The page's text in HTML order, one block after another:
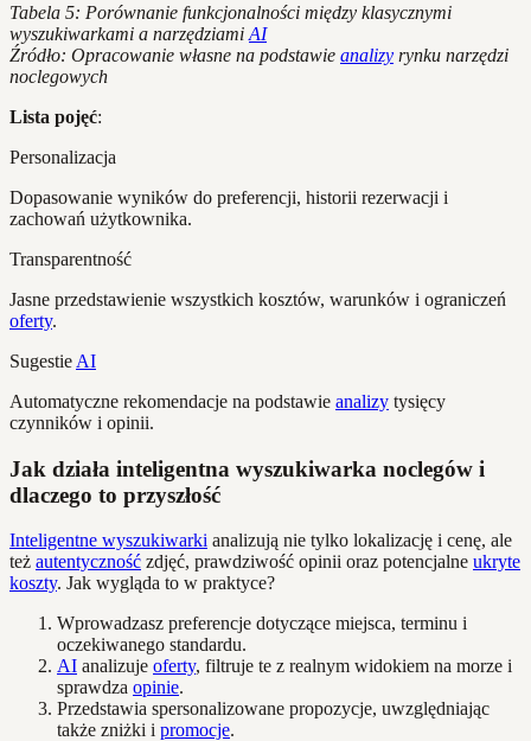
Tabela 5: Porównanie funkcjonalności między klasycznymi
wyszukiwarkami a narzędziami AI
Źródło: Opracowanie własne na podstawie analizy rynku narzędzi
noclegowych
Lista pojęć:
Personalizacja
Dopasowanie wyników do preferencji, historii rezerwacji i
zachowań użytkownika.
Transparentność
Jasne przedstawienie wszystkich kosztów, warunków i ograniczeń
oferty.
Sugestie AI
Automatyczne rekomendacje na podstawie analizy tysięcy
czynników i opinii.
Jak działa inteligentna wyszukiwarka noclegów i
dlaczego to przyszłość
Inteligentne wyszukiwarki analizują nie tylko lokalizację i cenę, ale
też autentyczność zdjęć, prawdziwość opinii oraz potencjalne ukryte
koszty. Jak wygląda to w praktyce?
Wprowadzasz preferencje dotyczące miejsca, terminu i
oczekiwanego standardu.
AI analizuje oferty, filtruje te z realnym widokiem na morze i
sprawdza opinie.
Przedstawia spersonalizowane propozycje, uwzględniając
także zniżki i promocje.